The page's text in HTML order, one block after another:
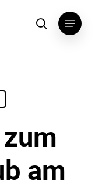
search
Menu
am